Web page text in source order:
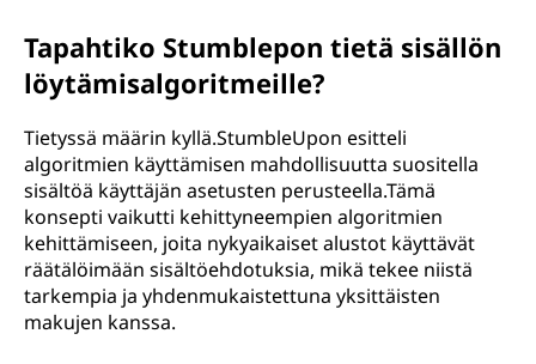
Tapahtiko Stumblepon tietä sisällön
löytämisalgoritmeille?
Tietyssä määrin kyllä.StumbleUpon esitteli
algoritmien käyttämisen mahdollisuutta suositella
sisältöä käyttäjän asetusten perusteella.Tämä
konsepti vaikutti kehittyneempien algoritmien
kehittämiseen, joita nykyaikaiset alustot käyttävät
räätälöimään sisältöehdotuksia, mikä tekee niistä
tarkempia ja yhdenmukaistettuna yksittäisten
makujen kanssa.